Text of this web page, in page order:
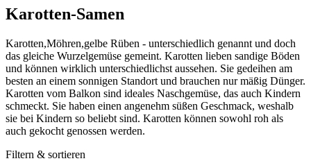
Karotten-Samen
Karotten,Möhren,gelbe Rüben - unterschiedlich genannt und doch
das gleiche Wurzelgemüse gemeint. Karotten lieben sandige Böden
und können wirklich unterschiedlichst aussehen. Sie gedeihen am
besten an einem sonnigen Standort und brauchen nur mäßig Dünger.
Karotten vom Balkon sind ideales Naschgemüse, das auch Kindern
schmeckt. Sie haben einen angenehm süßen Geschmack, weshalb
sie bei Kindern so beliebt sind. Karotten können sowohl roh als
auch gekocht genossen werden.
Filtern & sortieren